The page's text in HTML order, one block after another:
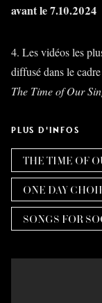
avant le 7.10.2024
4. Les vidéos les
diffusé dans le
The Time of Our
PLUS D'INFOS
THE TIME OF
ONE DAY
SONGS FOR